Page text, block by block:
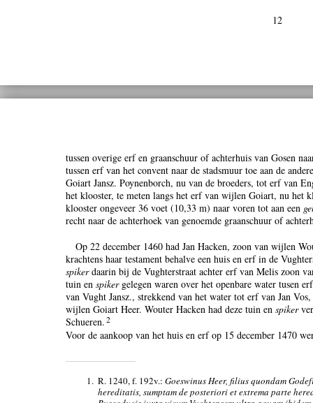
12
tussen overige erf en graanschuur of achterhuis van Gosen
tussen erf van het convent naar de stadsmuur toe aan de
Goiart Jansz. Poynenborch, nu van de broeders, tot erf van
het klooster, te meten langs het erf van wijlen Goiart, nu het
klooster ongeveer 36 voet (10,33 m) naar voren tot aan een
recht naar de achterhoek van genoemde graanschuur of
Op 22 december 1460 had Jan Hacken, zoon van wijlen
krachtens haar testament behalve een huis en erf in de
spikerdaarin bij de Vughterstraat achter erf van Melis zoon
tuin enspikergelegen waren over het openbare water tusen
van Vught Jansz., strekkend van het water tot erf van Jan
wijlen Goiart Heer. Wouter Hacken had deze tuin enspiker
Schueren. 2
Voor de aankoop van het huis en erf op 15 december 1470
1. R. 1240, f. 192v.:Goeswinus Heer, filius quondam
hereditatis, sumptam de posteriori et extrema parte